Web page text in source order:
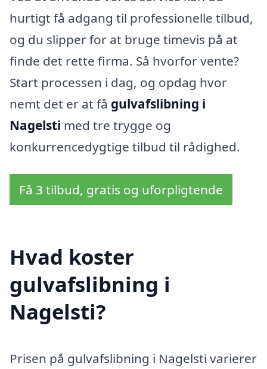
hurtigt få adgang til professionelle tilbud,
og du slipper for at bruge timevis på at
finde det rette firma. Så hvorfor vente?
Start processen i dag, og opdag hvor
nemt det er at få gulvafslibning i
Nagelsti med tre trygge og
konkurrencedygtige tilbud til rådighed.
Få 3 tilbud, gratis og uforpligtende
Hvad koster
gulvafslibning i
Nagelsti?
Prisen på gulvafslibning i Nagelsti varierer